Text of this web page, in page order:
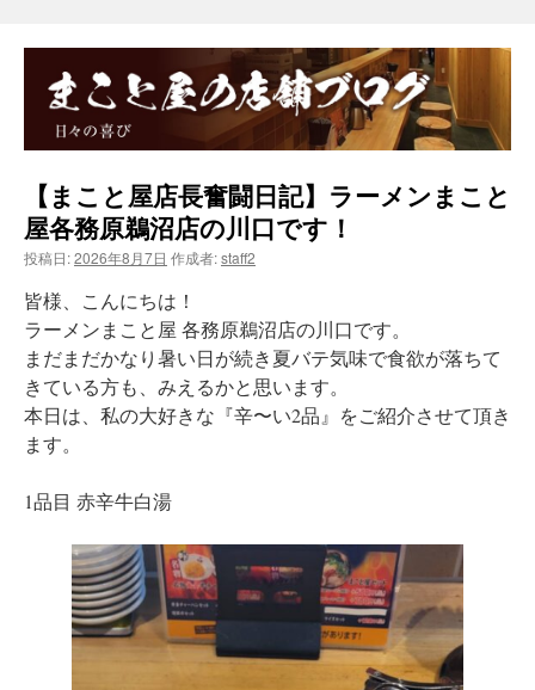
【まこと屋店長奮闘日記】ラーメンまこと
屋各務原鵜沼店の川口です！
投稿日:2026年8月7日 作成者:staff2
皆様、こんにちは！
ラーメンまこと屋 各務原鵜沼店の川口です。
まだまだかなり暑い日が続き夏バテ気味で食欲が落ちて
きている方も、みえるかと思います。
本日は、私の大好きな『辛〜い2品』をご紹介させて頂き
ます。
1品目 赤辛牛白湯